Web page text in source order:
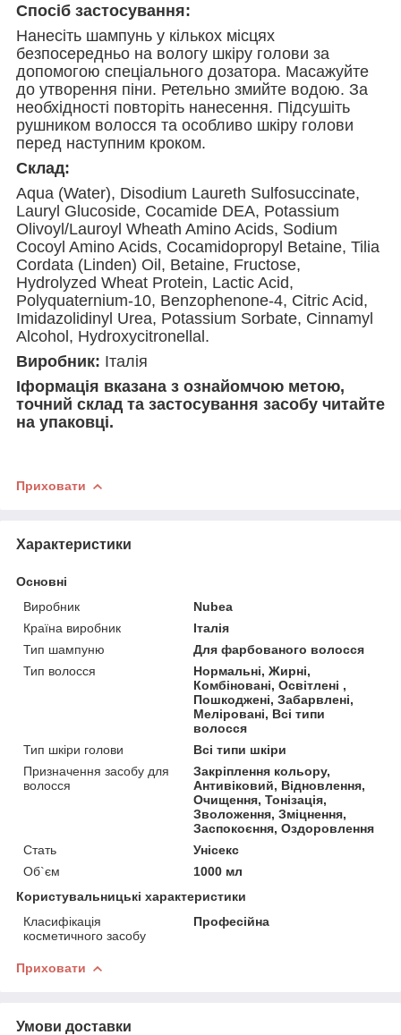
Спосіб застосування:
Нанесіть шампунь у кількох місцях
безпосередньо на вологу шкіру голови за
допомогою спеціального дозатора. Масажуйте
до утворення піни. Ретельно змийте водою. За
необхідності повторіть нанесення. Підсушіть
рушником волосся та особливо шкіру голови
перед наступним кроком.
Склад:
Aqua (Water), Disodium Laureth Sulfosuccinate,
Lauryl Glucoside, Cocamide DEA, Potassium
Olivoyl/Lauroyl Wheath Amino Acids, Sodium
Cocoyl Amino Acids, Cocamidopropyl Betaine, Tilia
Cordata (Linden) Oil, Betaine, Fructose,
Hydrolyzed Wheat Protein, Lactic Acid,
Polyquaternium-10, Benzophenone-4, Citric Acid,
Imidazolidinyl Urea, Potassium Sorbate, Cinnamyl
Alcohol, Hydroxycitronellal.
Виробник: Італія
Іформація вказана з ознайомчою метою,
точний склад та застосування засобу читайте
на упаковці.
Приховати
Характеристики
Основні
Виробник
Nubea
Країна виробник
Італія
Тип шампуню
Для фарбованого волосся
Тип волосся
Нормальні, Жирні,
Комбіновані, Освітлені ,
Пошкоджені, Забарвлені,
Меліровані, Всі типи
волосся
Тип шкіри голови
Всі типи шкіри
Призначення засобу для
волосся
Закріплення кольору,
Антивіковий, Відновлення,
Очищення, Тонізація,
Зволоження, Зміцнення,
Заспокоєння, Оздоровлення
Стать
Унісекс
Об`єм
1000 мл
Користувальницькі характеристики
Класифікація
косметичного засобу
Професійна
Приховати
Умови доставки